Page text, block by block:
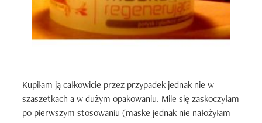
Kupiłam ją całkowicie przez przypadek jednak nie w
szaszetkach a w dużym opakowaniu. Mile się zaskoczyłam
po pierwszym stosowaniu (maske jednak nie nałożyłam